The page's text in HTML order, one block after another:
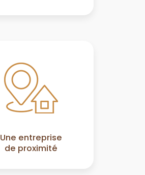
Une entreprise
de proximité